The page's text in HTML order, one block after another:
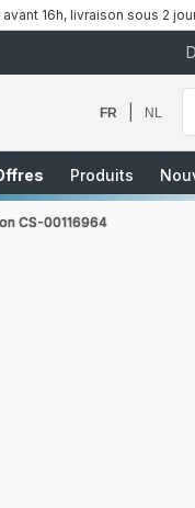
16h, livraison sous 2
FR NL
Produits
CS-00116964